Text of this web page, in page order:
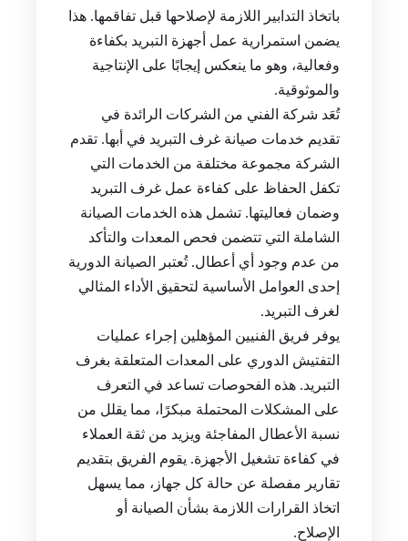
باتخاذ التدابير اللازمة لإصلاحها قبل تفاقمها. هذا
يضمن استمرارية عمل أجهزة التبريد بكفاءة
وفعالية، وهو ما ينعكس إيجابًا على الإنتاجية
والموثوقية.
تُعَد شركة الفني من الشركات الرائدة في
تقديم خدمات صيانة غرف التبريد في أبها. تقدم
الشركة مجموعة مختلفة من الخدمات التي
تكفل الحفاظ على كفاءة عمل غرف التبريد
وضمان فعاليتها. تشمل هذه الخدمات الصيانة
الشاملة التي تتضمن فحص المعدات والتأكد
من عدم وجود أي أعطال. تُعتبر الصيانة الدورية
إحدى العوامل الأساسية لتحقيق الأداء المثالي
لغرف التبريد.
يوفر فريق الفنيين المؤهلين إجراء عمليات
التفتيش الدوري على المعدات المتعلقة بغرف
التبريد. هذه الفحوصات تساعد في التعرف
على المشكلات المحتملة مبكرًا، مما يقلل من
نسبة الأعطال المفاجئة ويزيد من ثقة العملاء
في كفاءة تشغيل الأجهزة. يقوم الفريق بتقديم
تقارير مفصلة عن حالة كل جهاز، مما يسهل
اتخاذ القرارات اللازمة بشأن الصيانة أو
الإصلاح.